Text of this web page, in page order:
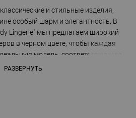
и стильные изделия,
особый шарм и элегантность. В
Lingerie" мы предлагаем широкий
в черном цвете, чтобы каждая
модель, соответствующую
Разнообразие стилей и
РАЗВЕРНУТЬ